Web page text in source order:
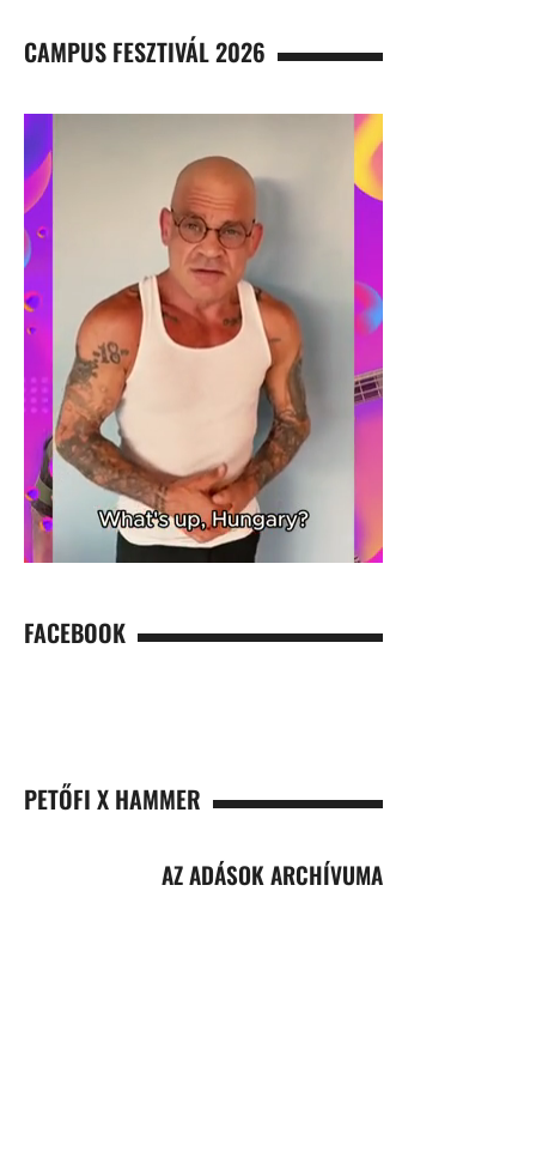
CAMPUS FESZTIVÁL 2026
FACEBOOK
PETŐFI X HAMMER
AZ ADÁSOK ARCHÍVUMA